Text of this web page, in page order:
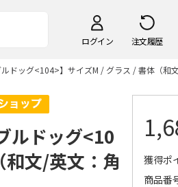
ログイン 注文履歴
ドッグ<104>】サイズM / グラス / 書体（和
ルドッグ<10
文/英文：角
獲得ポ
商品番